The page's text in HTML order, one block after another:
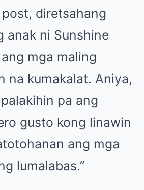
diretsahang
anak ni Sunshine
mga maling
na kumakalat. Aniya,
pa ang
gusto kong linawin
ang mga
lumalabas.”